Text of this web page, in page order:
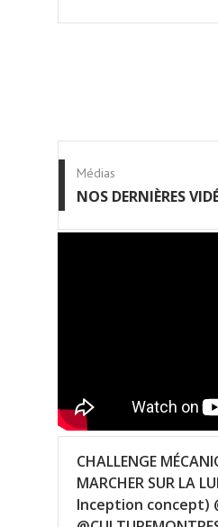
Médias
NOS DERNIÈRES
CHALLENGE
MARCHER SUR LA
Inception concept)